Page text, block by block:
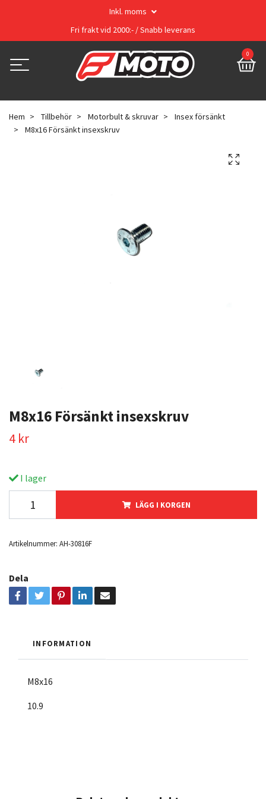
Inkl. moms
Fri frakt vid 2000:- / Snabb leverans
0
Hem Tillbehör Motorbult & skruvar
Insex försänkt
M8x16 Försänkt insexskruv
M8x16 Försänkt insexskruv
4 kr
I lager
LÄGG I KORGEN
Artikelnummer: AH-30816F
Dela
INFORMATION
M8x16
10.9